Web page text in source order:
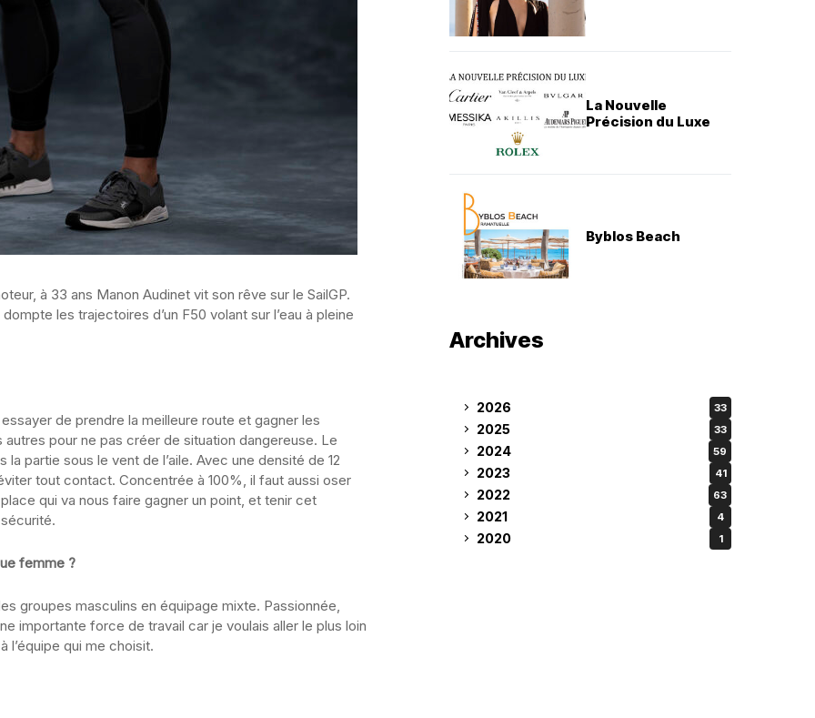
à 33 ans Manon Audinet vit son rêve sur le SailGP.
les trajectoires d’un F50 volant sur l’eau à pleine
de prendre la meilleure route et gagner les
pour ne pas créer de situation dangereuse. Le
partie sous le vent de l’aile. Avec une densité de 12
tout contact. Concentrée à 100%, il faut aussi oser
qui va nous faire gagner un point, et tenir cet
femme ?
groupes masculins en équipage mixte. Passionnée,
importante force de travail car je voulais aller le plus loin
l’équipe qui me choisit.
La Nouvelle
Précision du Luxe
Byblos Beach
Archives
2026 33
2025 33
2024 59
2023 41
2022 63
2021 4
2020 1